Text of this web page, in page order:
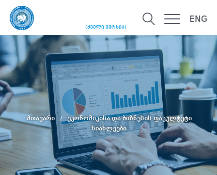
(ძველი ვერსია)
ENG
მთავარი
ეკონომიკისა და ბიზნესის ფაკულტეტი
სიახლეები